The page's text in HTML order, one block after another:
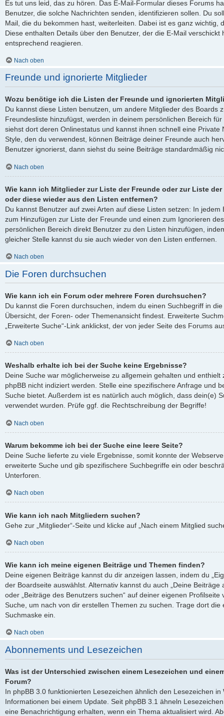
Es tut uns leid, das zu hören. Das E-Mail-Formular dieses Forums
Benutzer, die solche Nachrichten senden, identifizieren sollen. Du
Mail, die du bekommen hast, weiterleiten. Dabei ist es ganz wichtig,
Diese enthalten Details über den Benutzer, der die E-Mail
entsprechend reagieren.
Nach oben
Freunde und ignorierte Mitglieder
Wozu benötige ich die Listen der Freunde und ignorierten
Du kannst diese Listen benutzen, um andere Mitglieder des Boards
Freundesliste hinzufügst, werden in deinem persönlichen Bereich
siehst dort deren Onlinestatus und kannst ihnen schnell eine Private
Style, den du verwendest, können Beiträge deiner Freunde auch
Benutzer ignorierst, dann siehst du seine Beiträge standardmäßig
Nach oben
Wie kann ich Mitglieder zur Liste der Freunde oder zur Liste
oder diese wieder aus den Listen entfernen?
Du kannst Benutzer auf zwei Arten auf diese Listen setzen: In
zum Hinzufügen zur Liste der Freunde und einen zum Ignorieren
persönlichen Bereich direkt Benutzer zu den Listen hinzufügen,
gleicher Stelle kannst du sie auch wieder von den Listen entfernen.
Nach oben
Die Foren durchsuchen
Wie kann ich ein Forum oder mehrere Foren durchsuchen?
Du kannst die Foren durchsuchen, indem du einen Suchbegriff in
Übersicht, der Foren- oder Themenansicht findest. Erweiterte
„Erweiterte Suche“-Link anklickst, der von jeder Seite des Forums
Nach oben
Weshalb erhalte ich bei der Suche keine Ergebnisse?
Deine Suche war möglicherweise zu allgemein gehalten und
phpBB nicht indiziert werden. Stelle eine spezifischere Anfrage und
Suche bietet. Außerdem ist es natürlich auch möglich, dass dein(e)
verwendet wurden. Prüfe ggf. die Rechtschreibung der Begriffe!
Nach oben
Warum bekomme ich bei der Suche eine leere Seite?
Deine Suche lieferte zu viele Ergebnisse, somit konnte der
erweiterte Suche und gib spezifischere Suchbegriffe ein oder
Unterforen.
Nach oben
Wie kann ich nach Mitgliedern suchen?
Gehe zur „Mitglieder“-Seite und klicke auf „Nach einem Mitglied
Nach oben
Wie kann ich meine eigenen Beiträge und Themen finden?
Deine eigenen Beiträge kannst du dir anzeigen lassen, indem du
der Boardseite auswählst. Alternativ kannst du auch „Deine
oder „Beiträge des Benutzers suchen“ auf deiner eigenen
Suche, um nach von dir erstellen Themen zu suchen. Trage dort
Suchmaske ein.
Nach oben
Abonnements und Lesezeichen
Was ist der Unterschied zwischen einem Lesezeichen und
Forum?
In phpBB 3.0 funktionierten Lesezeichen ähnlich den Lesezeichen
Informationen bei einem Update. Seit phpBB 3.1 ähneln
eine Benachrichtigung erhalten, wenn ein Thema aktualisiert wird.